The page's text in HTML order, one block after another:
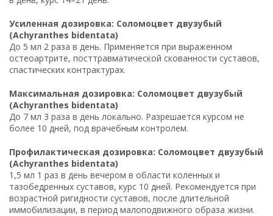
Усиленная дозировка: Соломоцвет двузубый
(Achyranthes bidentata)
До 5 мл 2 раза в день. Применяется при выраженном
остеоартрите, посттравматической скованности суставов,
спастических контрактурах.
Максимальная дозировка: Соломоцвет двузубый
(Achyranthes bidentata)
До 7 мл 3 раза в день локально. Разрешается курсом не
более 10 дней, под врачебным контролем.
Профилактическая дозировка: Соломоцвет двузубый
(Achyranthes bidentata)
1,5 мл 1 раз в день вечером в области коленных и
тазобедренных суставов, курс 10 дней. Рекомендуется при
возрастной ригидности суставов, после длительной
иммобилизации, в период малоподвижного образа жизни.